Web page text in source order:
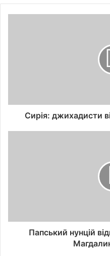
Сирія: джихадисти
Папський нунцій